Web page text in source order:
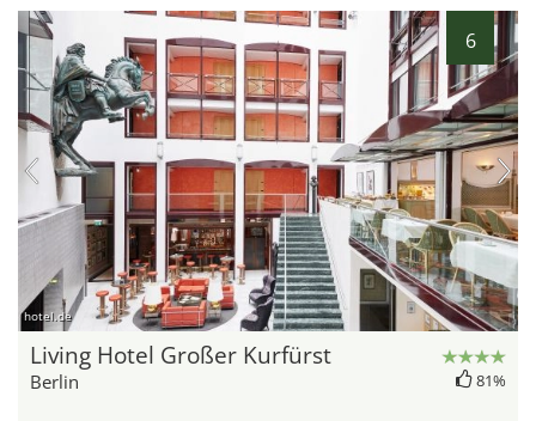
6
hotel.de
Living Hotel Großer Kurfürst
Berlin 81%